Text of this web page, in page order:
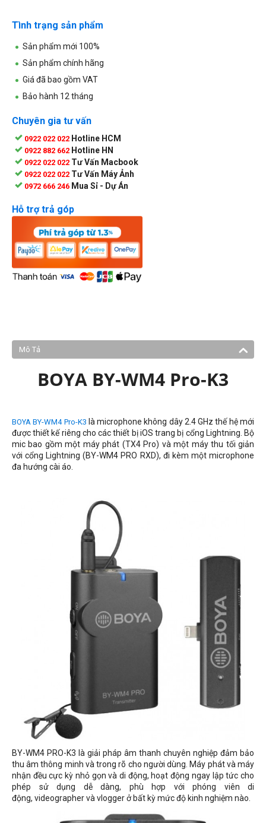
Tình trạng sản phẩm
Sản phẩm mới 100%
Sản phẩm chính hãng
Giá đã bao gồm VAT
Bảo hành 12 tháng
Chuyên gia tư vấn
0922 022 022 Hotline HCM
0922 882 662 Hotline HN
0922 022 022 Tư Vấn Macbook
0922 022 022 Tư Vấn Máy Ảnh
0972 666 246 Mua Sỉ - Dự Án
Hỗ trợ trả góp
Mô Tả
BOYA BY-WM4 Pro-K3
BOYA BY-WM4 Pro-K3 là microphone không dây 2.4 GHz thế hệ mới
được thiết kế riêng cho các thiết bị iOS trang bị cổng Lightning. Bộ
mic bao gồm một máy phát (TX4 Pro) và một máy thu tối giản
với cổng Lightning (BY-WM4 PRO RXD), đi kèm một microphone
đa hướng cài áo.
BY-WM4 PRO-K3 là giải pháp âm thanh chuyên nghiệp đảm bảo
thu âm thông minh và trong rõ cho người dùng. Máy phát và máy
nhận đều cực kỳ nhỏ gọn và di động, hoạt động ngay lập tức cho
phép sử dụng dễ dàng, phù hợp với phóng viên di
động, videographer và vlogger ở bất kỳ mức độ kinh nghiệm nào.